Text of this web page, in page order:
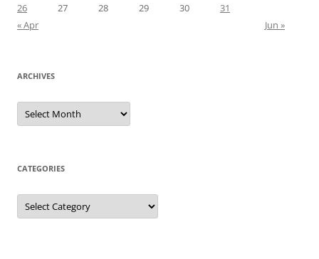
26
27 28 29 30
31
« Apr
Jun »
ARCHIVES
Archives
CATEGORIES
Categories